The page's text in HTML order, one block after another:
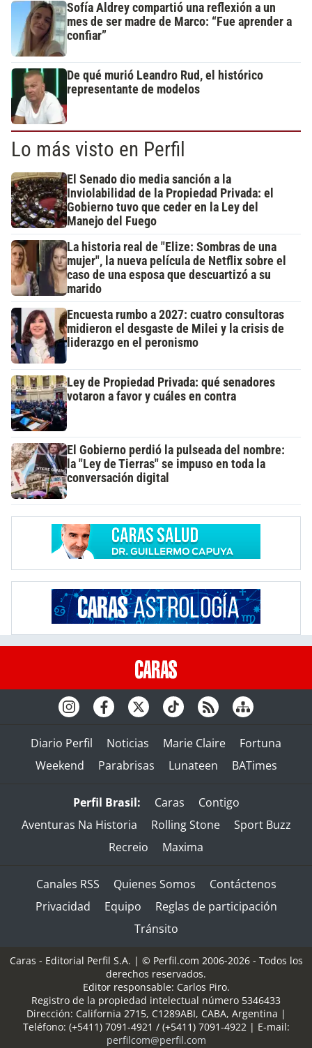
Sofía Aldrey compartió una reflexión a un
mes de ser madre de Marco: “Fue aprender a
confiar”
De qué murió Leandro Rud, el histórico
representante de modelos
Lo más visto en Perfil
El Senado dio media sanción a la
Inviolabilidad de la Propiedad Privada: el
Gobierno tuvo que ceder en la Ley del
Manejo del Fuego
La historia real de "Elize: Sombras de una
mujer", la nueva película de Netflix sobre el
caso de una esposa que descuartizó a su
marido
Encuesta rumbo a 2027: cuatro consultoras
midieron el desgaste de Milei y la crisis de
liderazgo en el peronismo
Ley de Propiedad Privada: qué senadores
votaron a favor y cuáles en contra
El Gobierno perdió la pulseada del nombre:
la "Ley de Tierras" se impuso en toda la
conversación digital
Diario Perfil Noticias Marie Claire
Fortuna
Weekend
Parabrisas Lunateen BATimes
Perfil Brasil: Caras
Contigo
Aventuras Na Historia
Rolling Stone
Sport Buzz
Recreio
Maxima
Canales RSS Quienes Somos
Contáctenos
Privacidad
Equipo
Reglas de participación
Tránsito
Caras - Editorial Perfil S.A. | © Perfil.com 2006-2026 - Todos los
derechos reservados.
Editor responsable: Carlos Piro.
Registro de la propiedad intelectual número 5346433
Dirección: California 2715, C1289ABI, CABA, Argentina |
Teléfono: (+5411) 7091-4921 / (+5411) 7091-4922| E-mail:
perfilcom@perfil.com